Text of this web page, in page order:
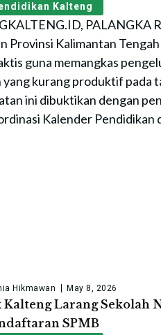
Kalteng
PALANGKA
Provinsi Kalimantan
guna memangkas
yang kurang produktif pada
ini dibuktikan dengan
Kalender Pendidikan
Hikmawan May 8, 2026
Larang Sekolah
SPMB